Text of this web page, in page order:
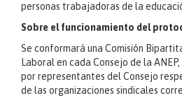
personas trabajadoras de la
Sobre el funcionamiento del
Se conformará una Comisión
Laboral en cada Consejo de la
por representantes del Consejo
de las organizaciones sindicales